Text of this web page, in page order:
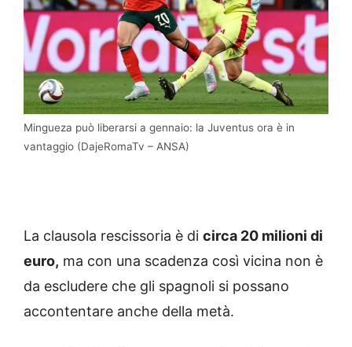
Mingueza può liberarsi a gennaio: la Juventus ora è in
vantaggio (DajeRomaTv – ANSA)
La clausola rescissoria è di circa 20 milioni di
euro, ma con una scadenza così vicina non è
da escludere che gli spagnoli si possano
accontentare anche della metà.